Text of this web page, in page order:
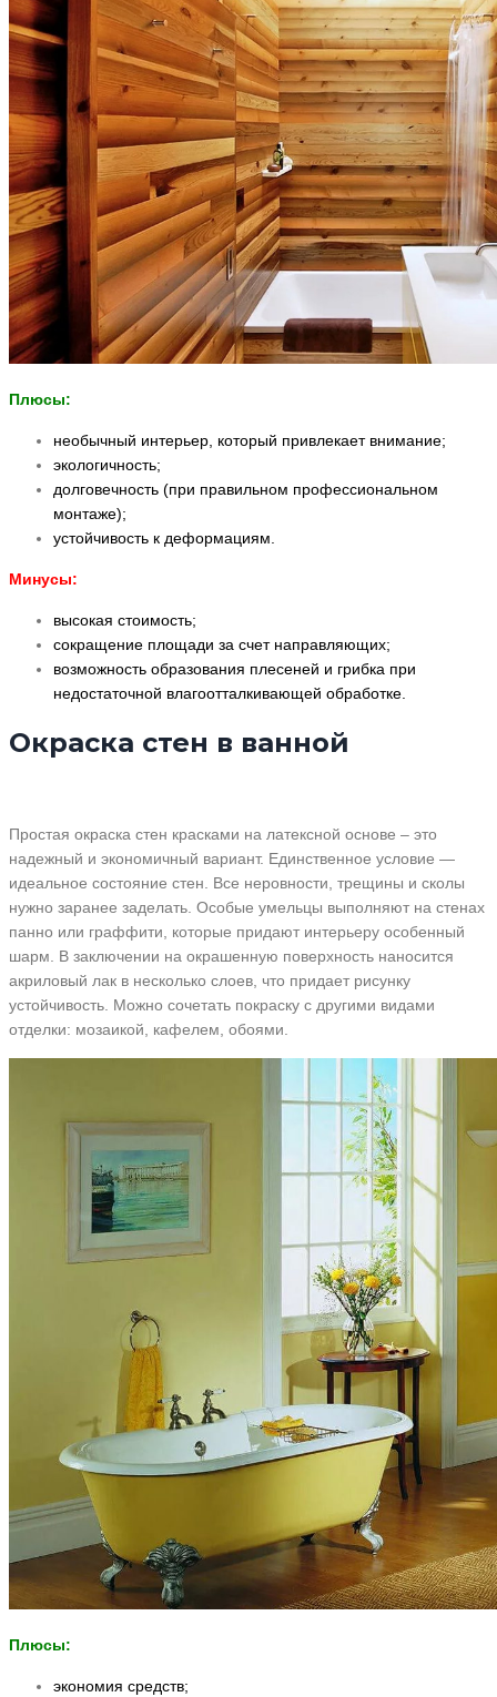
Плюсы:
необычный интерьер, который привлекает внимание;
экологичность;
долговечность (при правильном профессиональном
монтаже);
устойчивость к деформациям.
Минусы:
высокая стоимость;
сокращение площади за счет направляющих;
возможность образования плесеней и грибка при
недостаточной влагоотталкивающей обработке.
Окраска стен в ванной
Простая окраска стен красками на латексной основе – это
надежный и экономичный вариант. Единственное условие —
идеальное состояние стен. Все неровности, трещины и сколы
нужно заранее заделать. Особые умельцы выполняют на стенах
панно или граффити, которые придают интерьеру особенный
шарм. В заключении на окрашенную поверхность наносится
акриловый лак в несколько слоев, что придает рисунку
устойчивость. Можно сочетать покраску с другими видами
отделки: мозаикой, кафелем, обоями.
Плюсы:
экономия средств;